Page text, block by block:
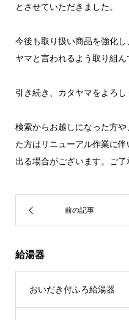
とさせていただきました。
今後も取り扱い商品を強化
ヤマと言われるよう取り組ん
引き続き、カタヤマをよろし
検索からお越しになった方
た方はリニューアル作業に
出る場合がございます。ご了
給湯器
おいだき付ふろ給湯器